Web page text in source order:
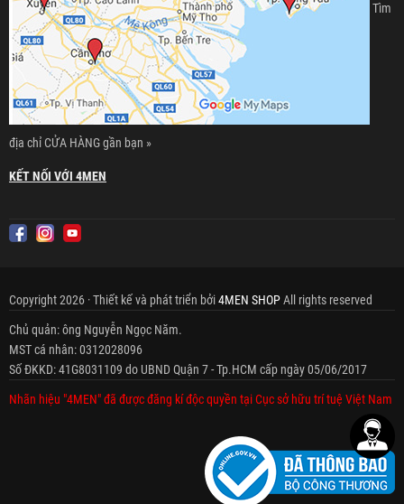
Tìm
địa chỉ CỬA HÀNG gần bạn »
KẾT NỐI VỚI 4MEN
Copyright 2026 · Thiết kế và phát triển bởi4MEN SHOPAll rights reserved
Chủ quản: ông Nguyễn Ngọc Năm.
MST cá nhân: 0312028096
Số ĐKKD: 41G8031109 do UBND Quận 7 - Tp.HCM cấp ngày 05/06/2017
Nhãn hiệu "4MEN" đã được đăng kí độc quyền tại Cục sở hữu trí tuệ Việt Nam